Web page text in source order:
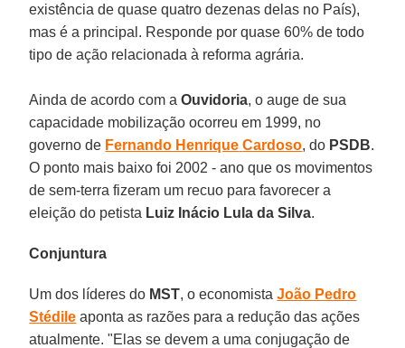
existência de quase quatro dezenas delas no País),
mas é a principal. Responde por quase 60% de todo
tipo de ação relacionada à reforma agrária.
Ainda de acordo com aOuvidoria, o auge de sua
capacidade mobilização ocorreu em 1999, no
governo de Fernando Henrique Cardoso, do PSDB.
O ponto mais baixo foi 2002 - ano que os movimentos
de sem-terra fizeram um recuo para favorecer a
eleição do petista Luiz Inácio Lula da Silva.
Conjuntura
Um dos líderes do MST, o economistaJoão Pedro
Stédile aponta as razões para a redução das ações
atualmente. "Elas se devem a uma conjugação de